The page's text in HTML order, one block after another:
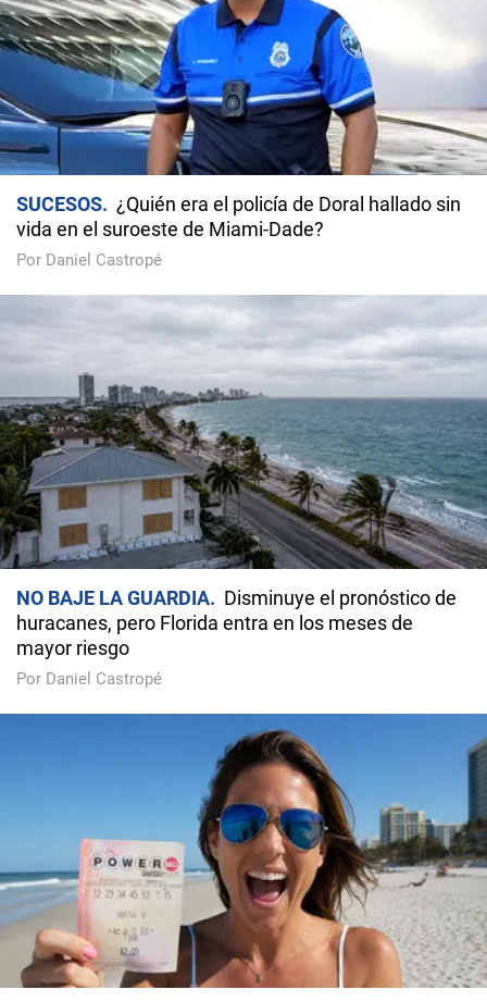
SUCESOS
¿Quién era el policía de Doral hallado sin
vida en el suroeste de Miami-Dade?
Por Daniel Castropé
NO BAJE LA GUARDIA
Disminuye el pronóstico de
huracanes, pero Florida entra en los meses de
mayor riesgo
Por Daniel Castropé